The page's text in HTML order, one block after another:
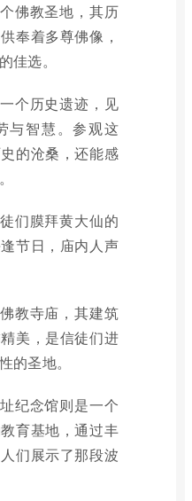
佛教圣地，其历
奉着多尊佛像，
佳选。
个历史遗迹，见
与智慧。参观这
的沧桑，还能感
们膜拜黄大仙的
节日，庙内人声
教寺庙，其建筑
美，是信徒们进
的圣地。
纪念馆则是一个
育基地，通过丰
们展示了那段波